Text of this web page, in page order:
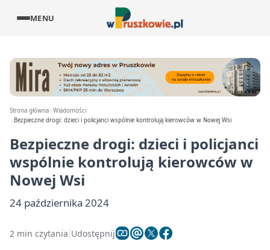
MENU
Strona główna Wiadomości
Bezpieczne drogi: dzieci i policjanci wspólnie kontrolują kierowców w Nowej Wsi
Bezpieczne drogi: dzieci i policjanci
wspólnie kontrolują kierowców w
Nowej Wsi
24 października 2024
2 min czytania Udostępnij